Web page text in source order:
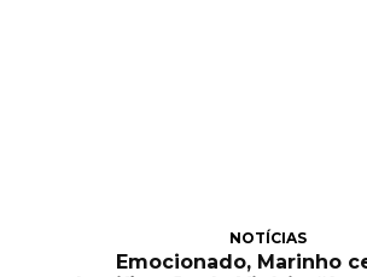
NOTÍCIAS
Emocionado, Marinho